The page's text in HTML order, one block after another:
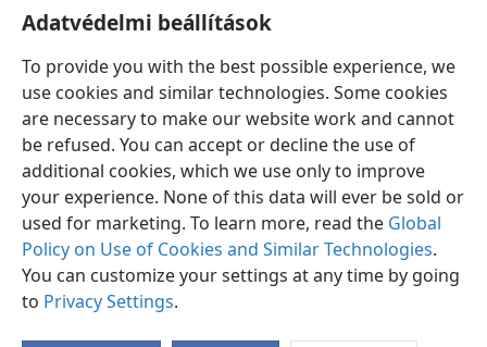
Adatvédelmi beállítások
To provide you with the best possible experience, we
use cookies and similar technologies. Some cookies
are necessary to make our website work and cannot
be refused. You can accept or decline the use of
additional cookies, which we use only to improve
your experience. None of this data will ever be sold or
used for marketing. To learn more, read the Global
Policy on Use of Cookies and Similar Technologies.
You can customize your settings at any time by going
to Privacy Settings.
haza!”
Magyar Megosztás Beállítások
Copyright © 2026 Watch Tower Bible and Tract Society of Pennsylvania
Felhasználási feltételek
Bizalmas információra vonatkozó szabályok
Adatvédelmi beállítások
JW.ORG Bejelentkezés